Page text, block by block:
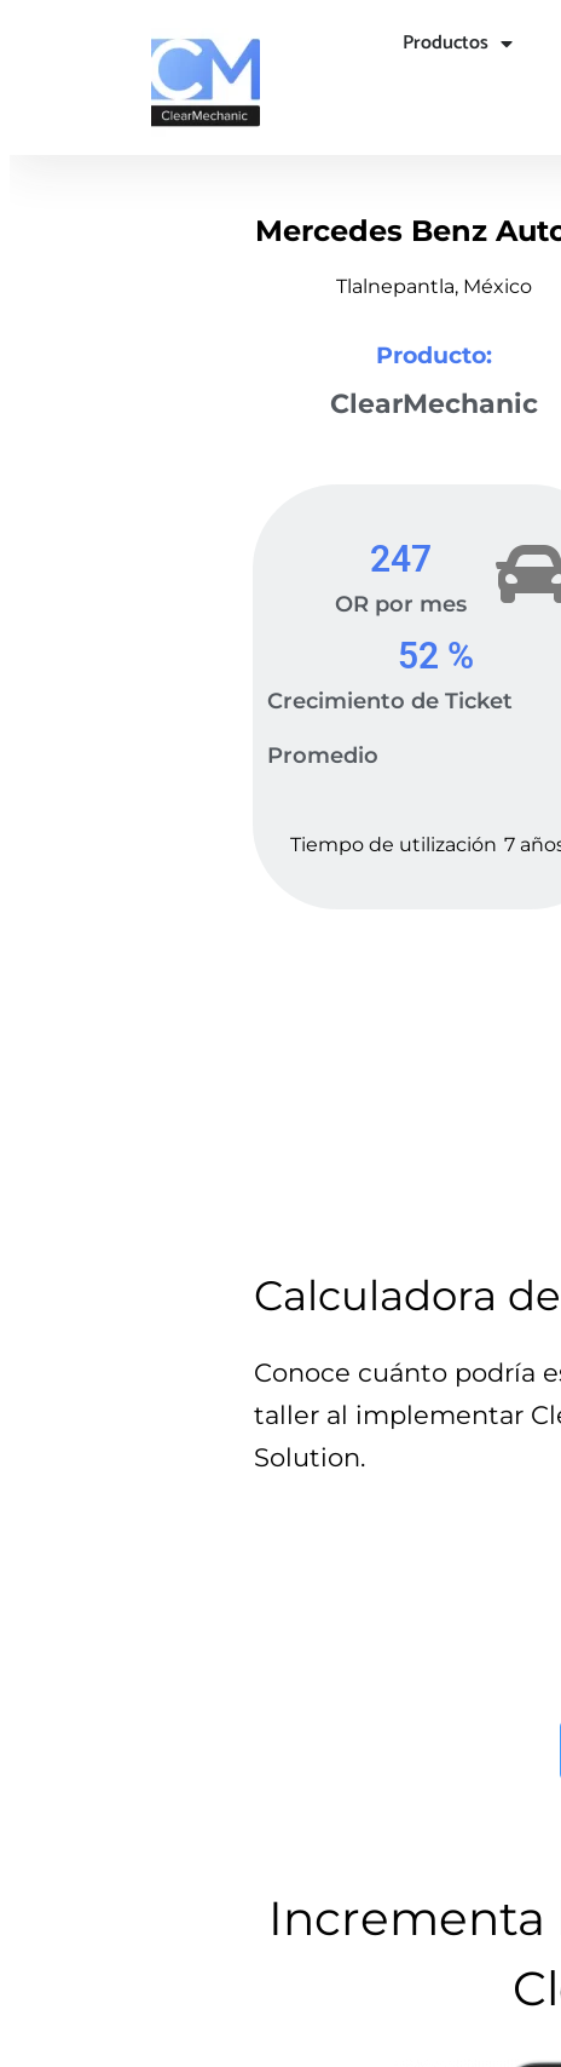
Productos
Mercedes Benz
Tlalnepantla, México
Producto:
ClearMechanic
OR por mes
247
Crecimiento de Ticket
Promedio
52 %
Tiempo de utilización 7
Calculadora
Conoce cuánto podría
taller al implementar
Solution.
Incrementa